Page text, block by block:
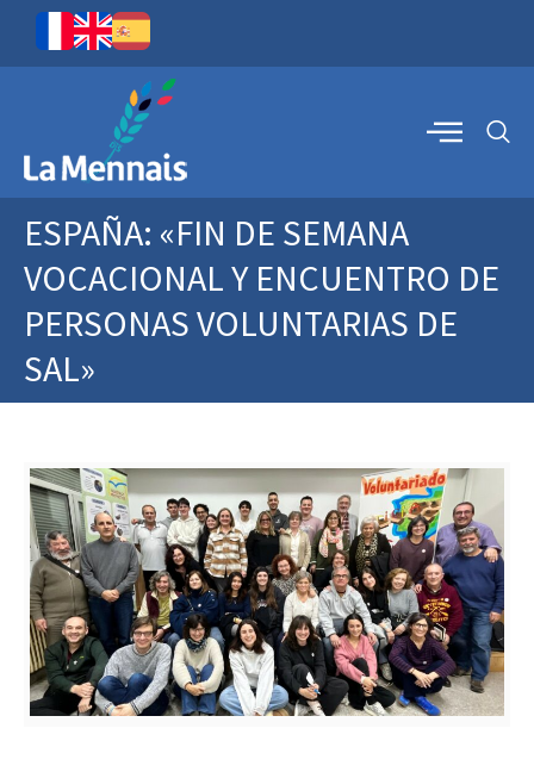
ESPAÑA: «FIN DE SEMANA
VOCACIONAL Y ENCUENTRO DE
PERSONAS VOLUNTARIAS DE
SAL»